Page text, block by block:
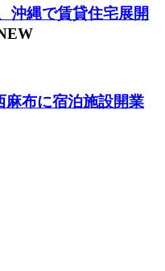
沖縄で賃貸住宅展開
布に宿泊施設開業